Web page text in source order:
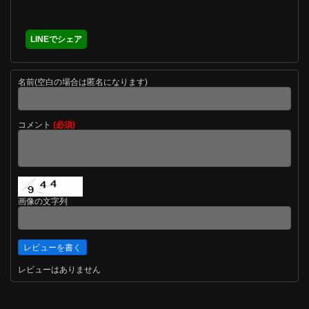
LINEでシェア
名前(空白の場合は匿名になります)
コメント (必須)
画像の文字列
レビューはありません